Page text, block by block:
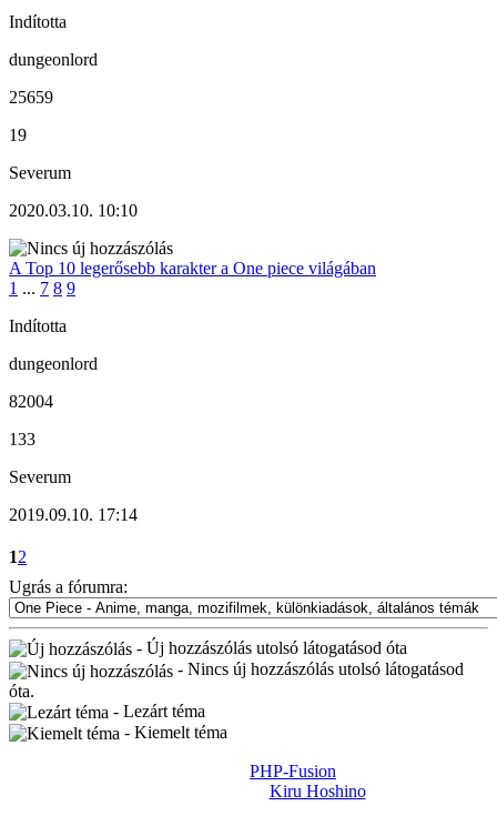
Indította
dungeonlord
25659
19
Severum
2020.03.10. 10:10
A Top 10 legerősebb karakter a One piece világában
1 ... 7 8 9
Indította
dungeonlord
82004
133
Severum
2019.09.10. 17:14
12
Ugrás a fórumra:
- Új hozzászólás utolsó látogatásod óta
- Nincs új hozzászólás utolsó látogatásod
óta.
- Lezárt téma
- Kiemelt téma
PHP-Fusion
Kiru Hoshino